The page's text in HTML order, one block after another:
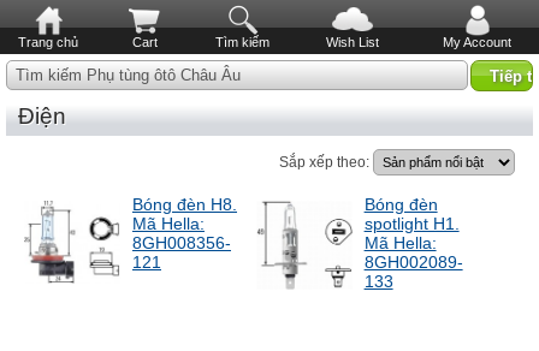
Trang chủ Cart Tìm kiếm Wish List My Account
Tìm kiếm Phụ tùng ôtô Châu Âu
Điện
Sắp xếp theo:
Bóng đèn H8.
Mã Hella:
8GH008356-
121
Bóng đèn
spotlight H1.
Mã Hella:
8GH002089-
133